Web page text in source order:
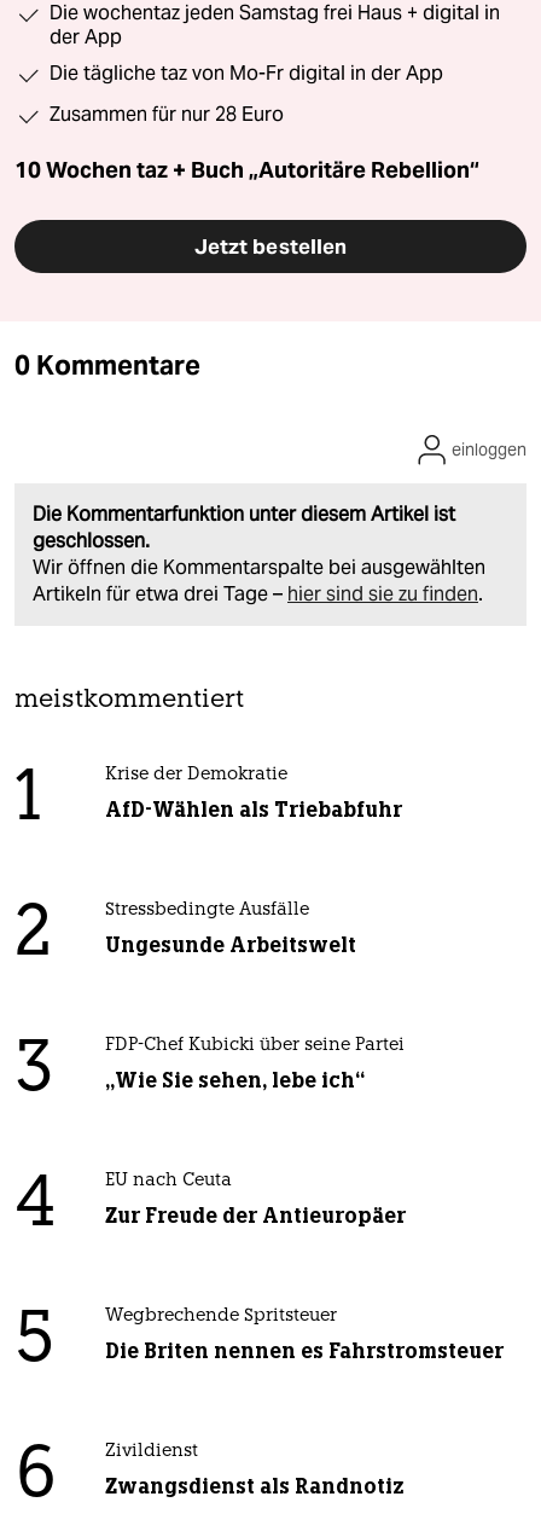
Die wochentaz jeden Samstag frei Haus + digital in
der App
Die tägliche taz von Mo-Fr digital in der App
Zusammen für nur 28 Euro
10 Wochen taz + Buch „Autoritäre Rebellion“
Jetzt bestellen
0 Kommentare
Die Kommentarfunktion unter diesem Artikel ist
geschlossen.
Wir öffnen die Kommentarspalte bei ausgewählten
Artikeln für etwa drei Tage – hier sind sie zu finden.
einloggen
meistkommentiert
1 Krise der Demokratie
AfD-Wählen als Triebabfuhr
2 Stressbedingte Ausfälle
Ungesunde Arbeitswelt
3 FDP-Chef Kubicki über seine Partei
„Wie Sie sehen, lebe ich“
4 EU nach Ceuta
Zur Freude der Antieuropäer
5 Wegbrechende Spritsteuer
Die Briten nennen es Fahrstromsteuer
6 Zivildienst
Zwangsdienst als Randnotiz